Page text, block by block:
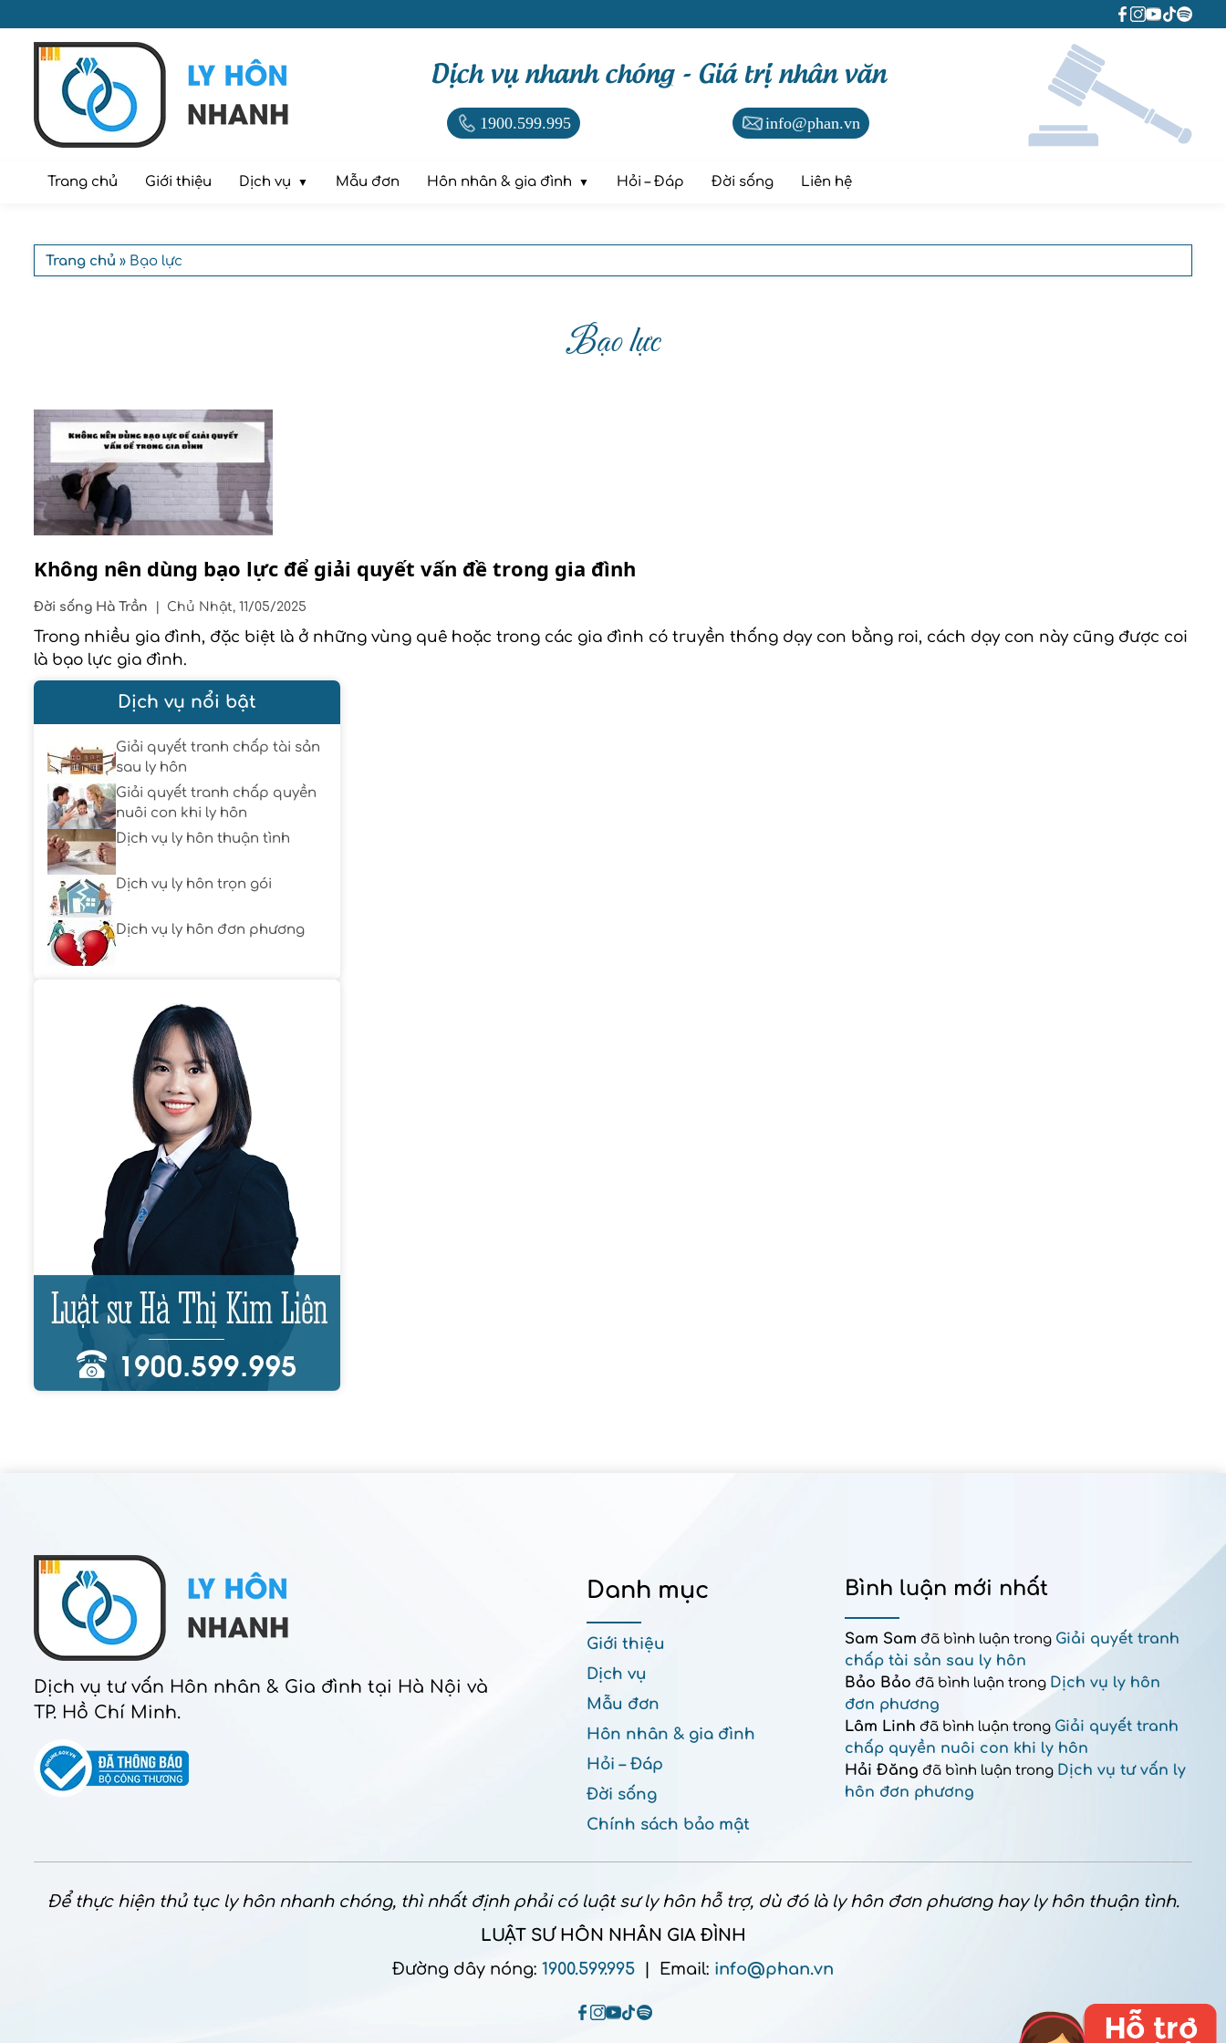
Dịch vụ nhanh chóng - Giá trị nhân văn
1900.599.995 info@phan.vn
Trang chủ Giới thiệu Dịch vụ Mẫu đơn Hôn nhân & gia đình Hỏi – Đáp Đời sống Liên hệ
Trang chủ » Bạo lực
Bạo lực
Không nên dùng bạo lực để giải quyết vấn đề trong gia đình
Đời sống Hà Trần Chủ Nhật, 11/05/2025
Trong nhiều gia đình, đặc biệt là ở những vùng quê hoặc trong các gia đình có truyền thống dạy con bằng roi, cách dạy con này cũng được coi
là bạo lực gia đình.
Dịch vụ nổi bật
Giải quyết tranh chấp tài sản
sau ly hôn
Giải quyết tranh chấp quyền
nuôi con khi ly hôn
Dịch vụ ly hôn thuận tình
Dịch vụ ly hôn trọn gói
Dịch vụ ly hôn đơn phương
Dịch vụ tư vấn Hôn nhân & Gia đình tại Hà Nội và
TP. Hồ Chí Minh.
Danh mục
Giới thiệu
Dịch vụ
Mẫu đơn
Hôn nhân & gia đình
Hỏi – Đáp
Đời sống
Chính sách bảo mật
Bình luận mới nhất
Sam Sam đã bình luận trong Giải quyết tranh
chấp tài sản sau ly hôn
Bảo Bảo đã bình luận trong Dịch vụ ly hôn
đơn phương
Lâm Linh đã bình luận trong Giải quyết tranh
chấp quyền nuôi con khi ly hôn
Hải Đăng đã bình luận trong Dịch vụ tư vấn ly
hôn đơn phương
Để thực hiện thủ tục ly hôn nhanh chóng, thì nhất định phải có luật sư ly hôn hỗ trợ, dù đó là ly hôn đơn phương hay ly hôn thuận tình.
LUẬT SƯ HÔN NHÂN GIA ĐÌNH
Đường dây nóng: 1900.599.995 | Email: info@phan.vn